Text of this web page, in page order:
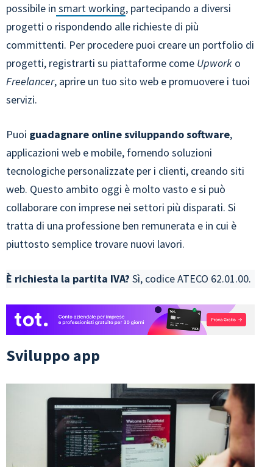
possibile in smart working, partecipando a diversi
progetti o rispondendo alle richieste di più
committenti. Per procedere puoi creare un portfolio di
progetti, registrarti su piattaforme come Upwork o
Freelancer, aprire un tuo sito web e promuovere i tuoi
servizi.
Puoi guadagnare online sviluppando software,
applicazioni web e mobile, fornendo soluzioni
tecnologiche personalizzate per i clienti, creando siti
web. Questo ambito oggi è molto vasto e si può
collaborare con imprese nei settori più disparati. Si
tratta di una professione ben remunerata e in cui è
piuttosto semplice trovare nuovi lavori.
È richiesta la partita IVA? Sì, codice ATECO 62.01.00.
Sviluppo app